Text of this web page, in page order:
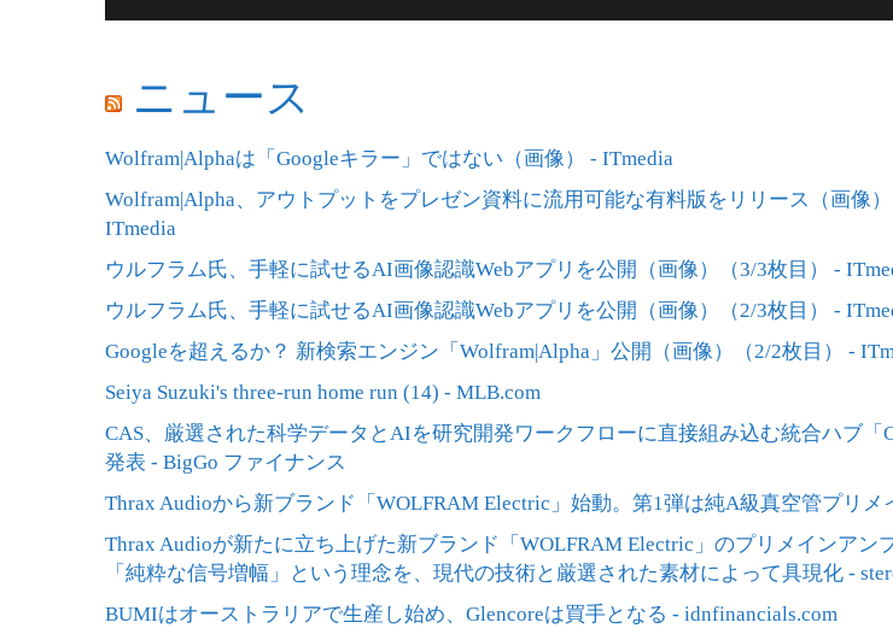
ニュース
Wolfram|Alphaは「Googleキラー」ではない（画像） - ITmedia
Wolfram|Alpha、アウトプットをプレゼン資料に流用可能な有料版をリリース（画像
ITmedia
ウルフラム氏、手軽に試せるAI画像認識Webアプリを公開（画像）（3/3枚目） -
ウルフラム氏、手軽に試せるAI画像認識Webアプリを公開（画像）（2/3枚目） -
Googleを超えるか？ 新検索エンジン「Wolfram|Alpha」公開（画像）（2/2枚目） -
Seiya Suzuki's three-run home run (14) - MLB.com
CAS、厳選された科学データとAIを研究開発ワークフローに直接組み込む統合ハブ「
発表 - BigGo ファイナンス
Thrax Audioから新ブランド「WOLFRAM Electric」始動。第1弾は純A級真空管プリメ
Thrax Audioが新たに立ち上げた新ブランド「WOLFRAM Electric」のプリメインアン
「純粋な信号増幅」という理念を、現代の技術と厳選された素材によって具現化 -
BUMIはオーストラリアで生産し始め、Glencoreは買手となる - idnfinancials.com